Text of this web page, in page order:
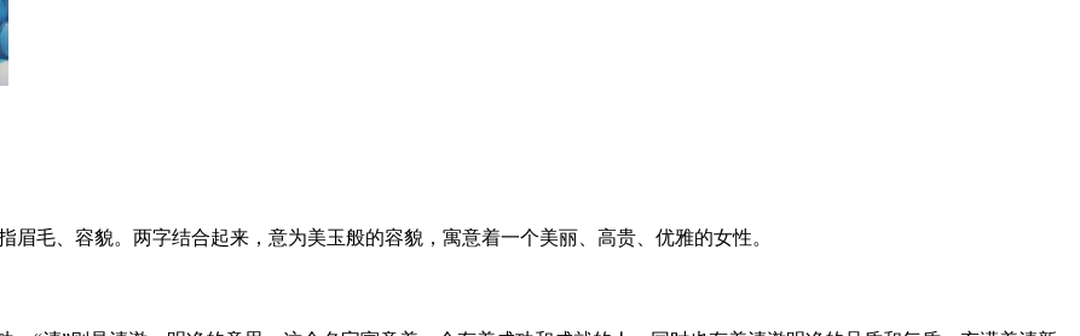
毛、容貌。两字结合起来，意为美玉般的容貌，寓意着一个美丽、高贵、优雅的女性。